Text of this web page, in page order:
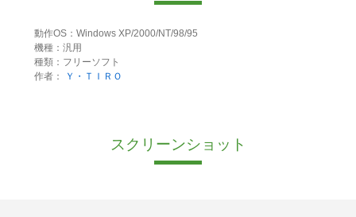
動作OS：Windows XP/2000/NT/98/95
機種：汎用
種類：フリーソフト
作者：
Ｙ・ＴＩＲＯ
スクリーンショット